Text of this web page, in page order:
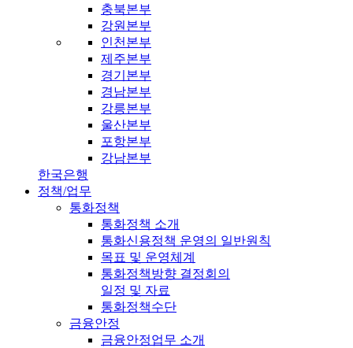
충북본부
강원본부
인천본부
제주본부
경기본부
경남본부
강릉본부
울산본부
포항본부
강남본부
한국은행
정책/업무
통화정책
통화정책 소개
통화신용정책 운영의 일반원칙
목표 및 운영체계
통화정책방향 결정회의
일정 및 자료
통화정책수단
금융안정
금융안정업무 소개